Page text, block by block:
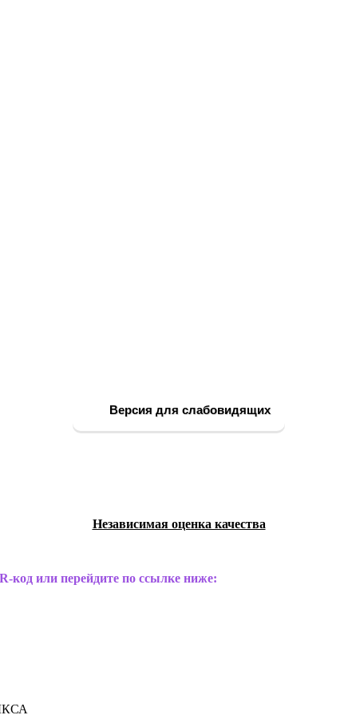
Версия для слабовидящих
Независимая оценка качества
код или перейдите по ссылке ниже: